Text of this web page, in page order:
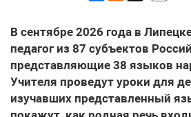
В сентябре 2026 года в
педагог из 87 субъектов
представляющие 38 языков
Учителя проведут уроки для
изучавших представленный